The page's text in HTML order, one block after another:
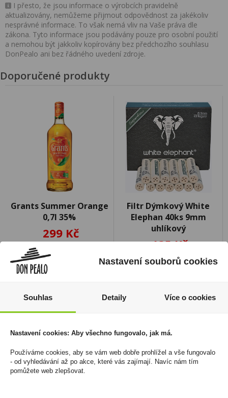
I přesto, že jsou informace o výrobcích pravidelně
aktualizovány, nemůžeme přijmout odpovědnost za jakékoliv
nesprávné informace. To však nemá vliv na Vaše práva dle
zákona. Tyto informace jsou podávány pouze pro osobní použití
a nemohou být jakkoliv kopírovány bez předchozího souhlasu
DonPealo ani bez řádného uvedení zdroje.
Doporučené produkty
Grants Summer Orange
0,7l 35%
299 Kč
Cena za:
Skladem:
Filtr Dýmkový White
Elephan 40ks 9mm
uhlíkový
135 Kč
Cena za:1 ks
Nastavení souborů cookies
Souhlas Detaily Více o cookies
Nastavení cookies: Aby všechno fungovalo, jak má.
Používáme cookies, aby se vám web dobře prohlížel a vše fungovalo
- od vyhledávání až po akce, které vás zajímají. Navíc nám tím
pomůžete web zlepšovat.